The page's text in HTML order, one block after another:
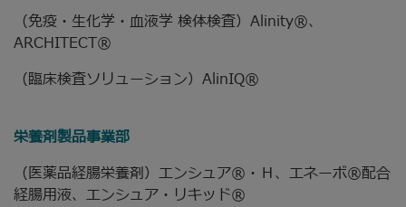
（免疫・生化学・血液学 検体検査）Alinity®、
ARCHITECT®
（臨床検査ソリューション）AlinIQ®
栄養剤製品事業部
（医薬品経腸栄養剤）エンシュア®・Ｈ、エネーボ®配合
経腸用液、エンシュア・リキッド®